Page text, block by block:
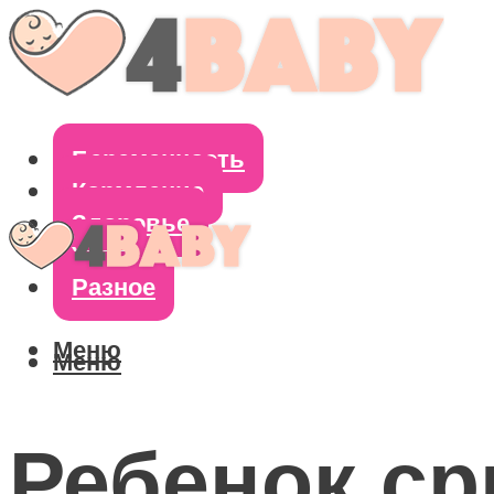
Беременность
Кормление
Здоровье
Уход
Разное
Меню
Меню